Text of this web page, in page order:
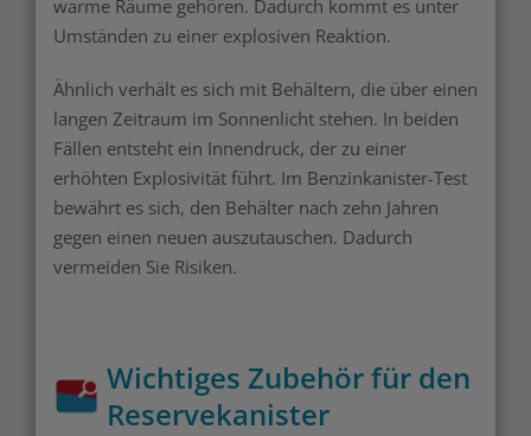
warme Räume gehören. Dadurch kommt es unter
Umständen zu einer explosiven Reaktion.
Ähnlich verhält es sich mit Behältern, die über einen
langen Zeitraum im Sonnenlicht stehen. In beiden
Fällen entsteht ein Innendruck, der zu einer
erhöhten Explosivität führt. Im Benzinkanister-Test
bewährt es sich, den Behälter nach zehn Jahren
gegen einen neuen auszutauschen. Dadurch
vermeiden Sie Risiken.
Wichtiges Zubehör für den
Reservekanister